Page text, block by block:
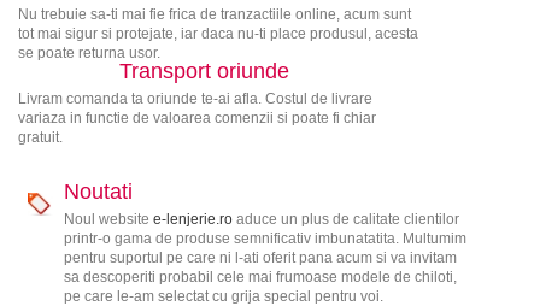
Nu trebuie sa-ti mai fie frica de tranzactiile online, acum sunt
tot mai sigur si protejate, iar daca nu-ti place produsul, acesta
se poate returna usor.
Transport oriunde
Livram comanda ta oriunde te-ai afla. Costul de livrare
variaza in functie de valoarea comenzii si poate fi chiar
gratuit.
Noutati
Noul website e-lenjerie.roaduce un plus de calitate clientilor
printr-o gama de produse semnificativ imbunatatita. Multumim
pentru suportul pe care ni l-ati oferit pana acum si va invitam
sa descoperiti probabil cele mai frumoase modele de chiloti,
pe care le-am selectat cu grija special pentru voi.